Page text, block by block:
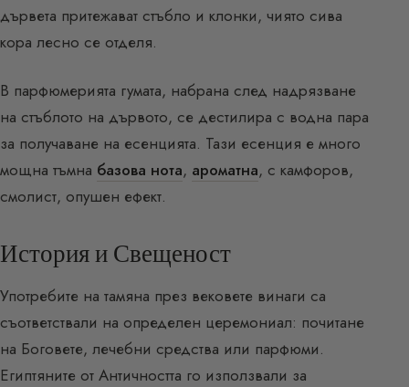
дървета притежават стъбло и клонки, чиято сива
кора лесно се отделя.
В парфюмерията гумата, набрана след надрязване
на стъблото на дървото, се дестилира с водна пара
за получаване на есенцията. Тази есенция е много
мощна тъмна базова нота, ароматна, с камфоров,
смолист, опушен ефект.
История и Свещеност
Употребите на тамяна през вековете винаги са
съответствали на определен церемониал: почитане
на Боговете, лечебни средства или парфюми.
Египтяните от Античността го използвали за